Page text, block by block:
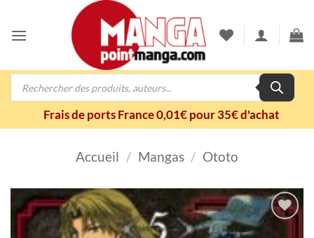
contenu
Recherche
Frais de ports France 0,01€ pour 35€ d'achat
Accueil / Mangas / Ototo